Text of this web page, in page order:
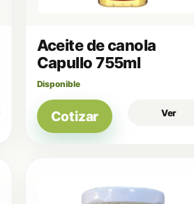
Aceite de canola
Capullo 755ml
Disponible
Cotizar Ver